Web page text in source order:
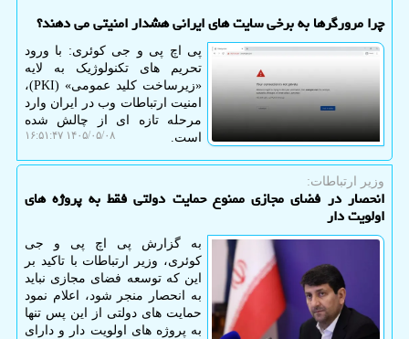
چرا مرورگرها به برخی سایت های ایرانی هشدار امنیتی می دهند؟
پی اچ پی و جی کوئری: با ورود
تحریم های تکنولوژیک به لایه
«زیرساخت کلید عمومی» (PKI)،
امنیت ارتباطات وب در ایران وارد
مرحله تازه ای از چالش شده
است.
۱۴۰۵/۰۵/۰۸ ۱۶:۵۱:۴۷
وزیر ارتباطات:
انحصار در فضای مجازی ممنوع حمایت دولتی فقط به پروژه های
اولویت دار
به گزارش پی اچ پی و جی
کوئری، وزیر ارتباطات با تاکید بر
این که توسعه فضای مجازی نباید
به انحصار منجر شود، اعلام نمود
حمایت های دولتی از این پس تنها
به پروژه های اولویت دار و دارای